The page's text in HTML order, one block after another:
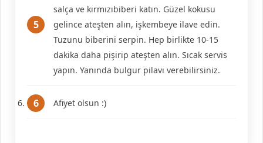
salça ve kırmızıbiberi katın. Güzel kokusu
gelince ateşten alın, işkembeye ilave edin.
Tuzunu biberini serpin. Hep birlikte 10-15
dakika daha pişirip ateşten alın. Sıcak servis
yapın. Yanında bulgur pilavı verebilirsiniz.
Afiyet olsun :)